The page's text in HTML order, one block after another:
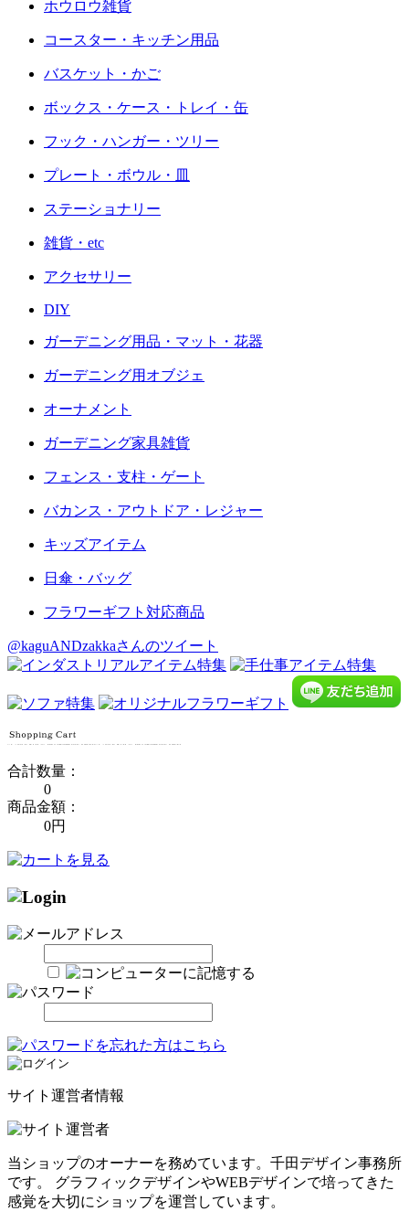
ホウロウ雑貨
コースター・キッチン用品
バスケット・かご
ボックス・ケース・トレイ・缶
フック・ハンガー・ツリー
プレート・ボウル・皿
ステーショナリー
雑貨・etc
アクセサリー
DIY
ガーデニング用品・マット・花器
ガーデニング用オブジェ
オーナメント
ガーデニング家具雑貨
フェンス・支柱・ゲート
バカンス・アウトドア・レジャー
キッズアイテム
日傘・バッグ
フラワーギフト対応商品
@kaguANDzakkaさんのツイート
合計数量：
0
商品金額：
0円
サイト運営者情報
当ショップのオーナーを務めています。千田デザイン事務所
です。 グラフィックデザインやWEBデザインで培ってきた
感覚を大切にショップを運営しています。